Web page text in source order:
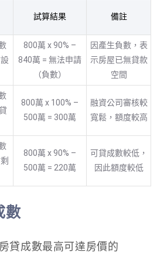
試算結果 備註
800萬 x 90% –
840萬 = 無法申請
（負數）
因產生負數，表
示房屋已無貸款
空間
800萬 x 100% –
500萬 = 300萬
融資公司審核較
寬鬆，額度較高
800萬 x 90% –
500萬 = 220萬
可貸成數較低，
因此額度較低
數
貸成數最高可達房價的